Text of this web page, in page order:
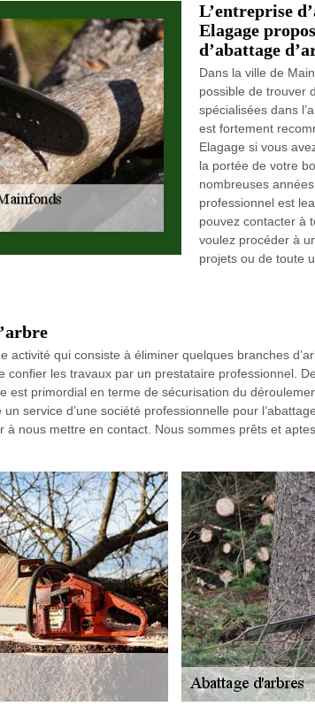
L’entreprise
Elagage
d’abattage
Dans la ville de
possible de trouver
spécialisées dans
est fortement
Elagage si vous
la portée de votre
nombreuses
professionnel est
pouvez contacter à
voulez procéder à
projets ou de toute
activité qui consiste à éliminer quelques branches
confier les travaux par un prestataire professionnel.
est primordial en terme de sécurisation du
service d’une société professionnelle pour
à nous mettre en contact. Nous sommes prêts et